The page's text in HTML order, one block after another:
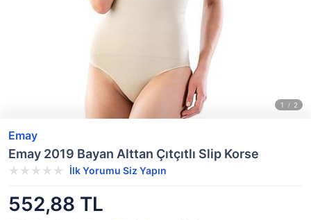
Emay
Emay 2019 Bayan Alttan Çıtçıtlı Slip Korse
İlk Yorumu Siz Yapın
552,88 TL